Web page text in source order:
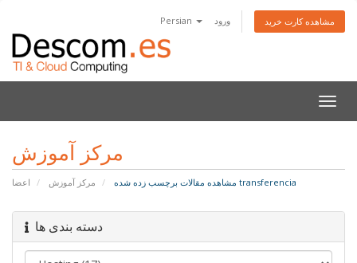
Persian ورود مشاهده کارت خرید
تغییر
مرکز آموزش
اعضا مرکز آموزش مشاهده مقالات برچسب زده شده transferencia
دسته بندی ها